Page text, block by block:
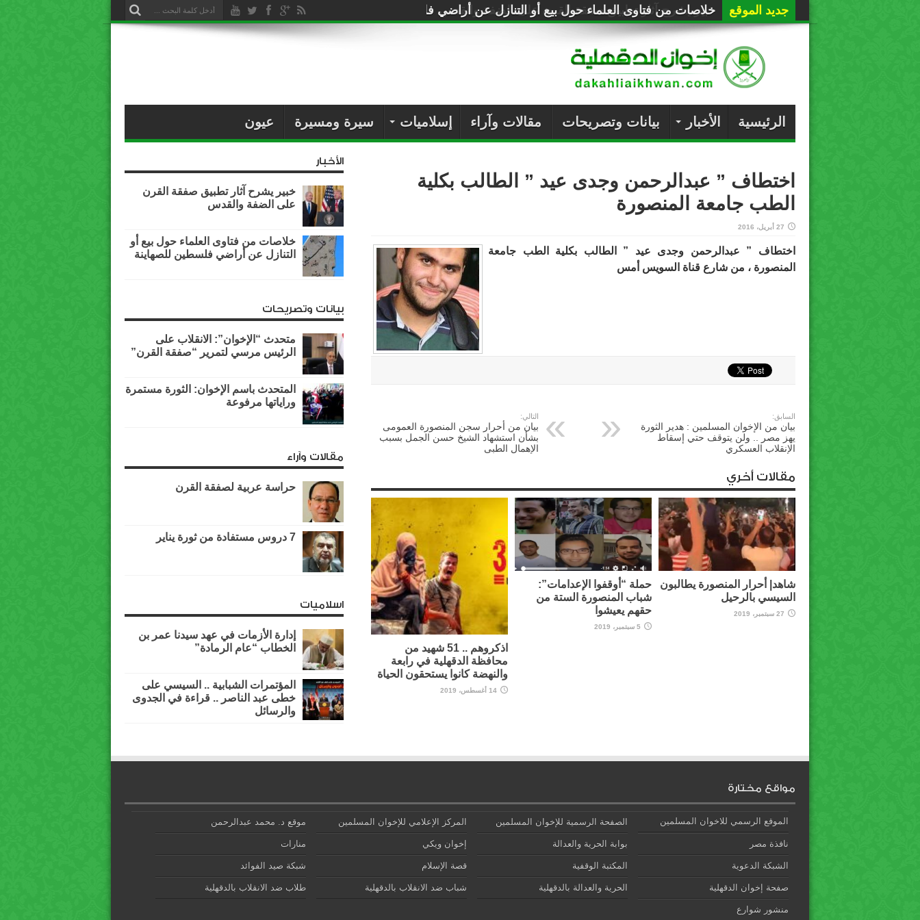
جديد الموقع خلاصات من فتاوى العلماء حول بيع أو التنازل عن أراضي فلسطين للصهاينة
الرئيسية الأخبار بيانات وتصريحات مقالات وآراء إسلاميات سيرة ومسيرة عيون
اختطاف ” عبدالرحمن وجدى عيد ” الطالب بكلية
الطب جامعة المنصورة
27 أبريل، 2016
اختطاف ” عبدالرحمن وجدى عيد ” الطالب بكلية الطب جامعة
المنصورة ، من شارع قناة السويس أمس
السابق:
بيان من الإخوان المسلمين : هدير الثورة
يهز مصر .. ولن يتوقف حتي إسقاط
الإنقلاب العسكري
التالي:
بيان من أحرار سجن المنصورة العمومى
بشأن استشهاد الشيخ حسن الجمل بسبب
الإهمال الطبى
مقالات أخري
شاهد| أحرار المنصورة يطالبون
السيسي بالرحيل
27 سبتمبر، 2019
حملة “أوقفوا الإعدامات”:
شباب المنصورة الستة من
حقهم يعيشوا
5 سبتمبر، 2019
اذكروهم .. 51 شهيد من
محافظة الدقهلية في رابعة
والنهضة كانوا يستحقون الحياة
14 أغسطس، 2019
الأخبار
خبير يشرح آثار تطبيق صفقة القرن
على الضفة والقدس
خلاصات من فتاوى العلماء حول بيع أو
التنازل عن أراضي فلسطين للصهاينة
بيانات وتصريحات
متحدث “الإخوان”: الانقلاب على
الرئيس مرسي لتمرير “صفقة القرن”
المتحدث باسم الإخوان: الثورة مستمرة
وراياتها مرفوعة
مقالات وآراء
حراسة عربية لصفقة القرن
7 دروس مستفادة من ثورة يناير
اسلاميات
إدارة الأزمات في عهد سيدنا عمر بن
الخطاب “عام الرمادة”
المؤتمرات الشبابية .. السيسي على
خطى عبد الناصر .. قراءة في الجدوى
والرسائل
مواقع مختارة
الموقع الرسمي للاخوان المسلمين الصفحة الرسمية للإخوان المسلمين المركز الإعلامي للإخوان المسلمين موقع د. محمد عبدالرحمن
نافذة مصر بوابة الحرية والعدالة إخوان ويكي منارات
الشبكة الدعوية المكتبة الوقفية قصة الإسلام شبكة صيد الفوائد
صفحة إخوان الدقهلية الحرية والعدالة بالدقهلية شباب ضد الانقلاب بالدقهلية طلاب ضد الانقلاب بالدقهلية
منشور شوارع